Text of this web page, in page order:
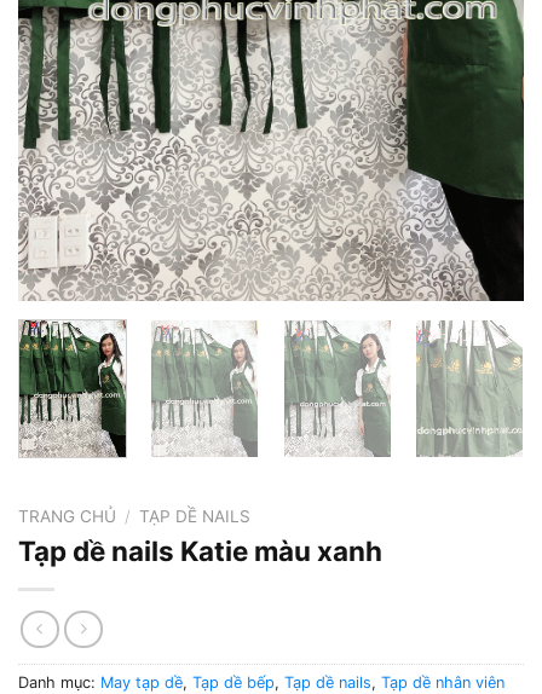
TRANG CHỦ / TẠP DỀ NAILS
Tạp dề nails Katie màu xanh
Danh mục: May tạp dề, Tạp dề bếp, Tạp dề nails, Tạp dề nhân viên